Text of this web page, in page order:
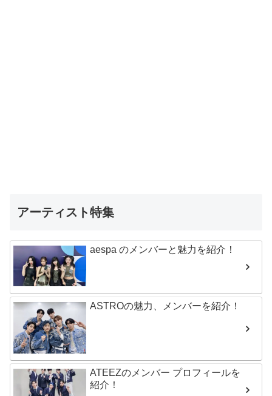
アーティスト特集
aespa のメンバーと魅力を紹介！
ASTROの魅力、メンバーを紹介！
ATEEZのメンバー プロフィールを
紹介！